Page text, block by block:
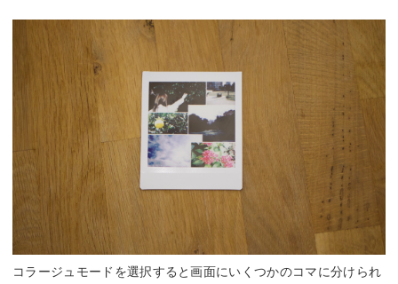
コラージュモードを選択すると画面にいくつかのコマに分けられ